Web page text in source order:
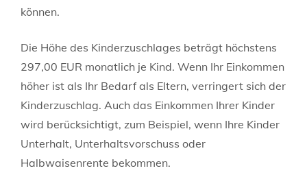
können.
Die Höhe des Kinderzuschlages beträgt höchstens
297,00 EUR monatlich je Kind. Wenn Ihr Einkommen
höher ist als Ihr Bedarf als Eltern, verringert sich der
Kinderzuschlag. Auch das Einkommen Ihrer Kinder
wird berücksichtigt, zum Beispiel, wenn Ihre Kinder
Unterhalt, Unterhaltsvorschuss oder
Halbwaisenrente bekommen.